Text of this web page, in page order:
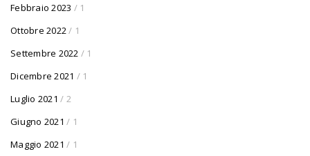
Febbraio 2023 / 1
Ottobre 2022/ 1
Settembre 2022 / 1
Dicembre 2021 / 1
Luglio 2021 / 2
Giugno 2021 / 1
Maggio 2021 / 1